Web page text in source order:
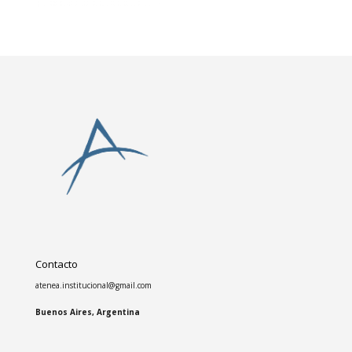
Contacto
atenea.institucional@gmail.com
Buenos Aires, Argentina